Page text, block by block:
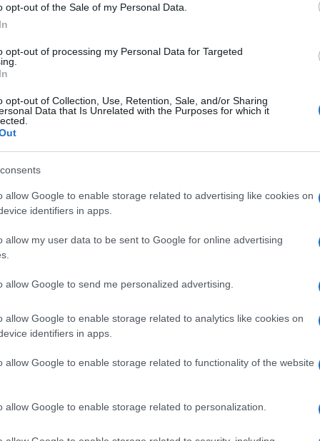
opt-out of the Sale of my Personal Data.
opt-out of processing my Personal Data for Targeted
opt-out of Collection, Use, Retention, Sale, and/or Sharing
Data that Is Unrelated with the Purposes for which it
allow Google to enable storage related to advertising like cookies on
identifiers in apps.
allow my user data to be sent to Google for online advertising
allow Google to send me personalized advertising.
allow Google to enable storage related to analytics like cookies on
identifiers in apps.
allow Google to enable storage related to functionality of the website
allow Google to enable storage related to personalization.
di una suora; il suo caso è disperato,
Matthew Poncelet, un teppista di
ad un suo complice, avrebbe
la ragazza. Continua a
la responsabilità sul presunto